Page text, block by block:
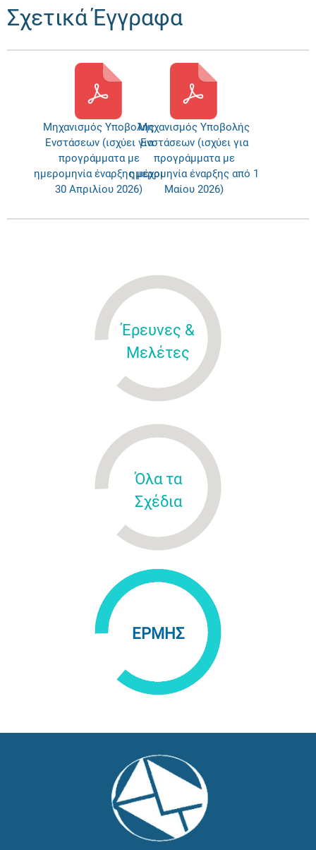
Σχετικά Έγγραφα
Μηχανισμός Υποβολής
Ενστάσεων (ισχύει για
προγράμματα με
ημερομηνία έναρξης μέχρι
30 Απριλίου 2026)
Μηχανισμός Υποβολής
Ενστάσεων (ισχύει για
προγράμματα με
ημερομηνία έναρξης από 1
Μαίου 2026)
Έρευνες &
Μελέτες
Όλα τα
Σχέδια
ΕΡΜΗΣ